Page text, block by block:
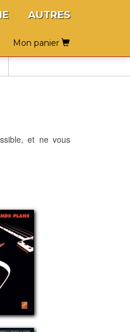
AUTRES
Mon panier
et ne vous